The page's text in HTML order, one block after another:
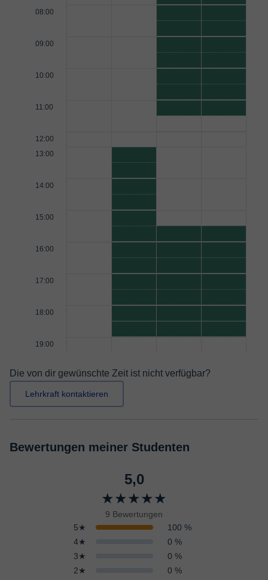
08:00
09:00
10:00
11:00
12:00
13:00
14:00
15:00
16:00
17:00
18:00
19:00
Die von dir gewünschte Zeit ist nicht verfügbar?
Lehrkraft kontaktieren
Bewertungen meiner Studenten
5,0
★★★★★
9 Bewertungen
5★
100 %
4★
0 %
3★
0 %
2★
0 %